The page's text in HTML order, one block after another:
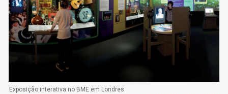
Exposição interativa no BME em Londres